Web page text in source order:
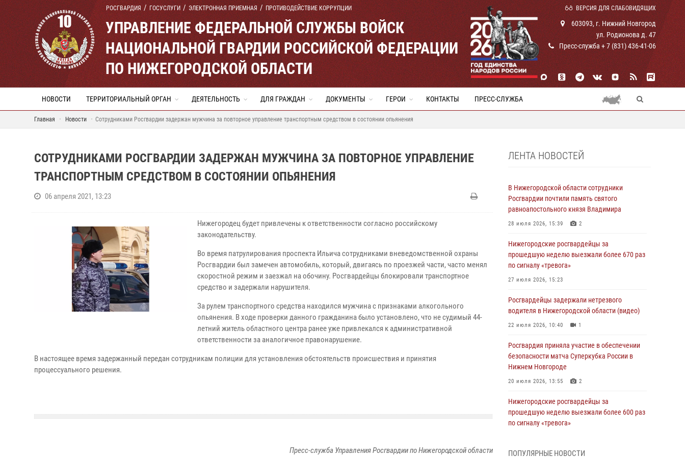
РОСГВАРДИЯ ГОСУСЛУГИ ЭЛЕКТРОННАЯ ПРИЕМНАЯ ПРОТИВОДЕЙСТВИЕ КОРРУПЦИИ ВЕРСИЯ ДЛЯ СЛАБОВИДЯЩИХ
УПРАВЛЕНИЕ ФЕДЕРАЛЬНОЙ СЛУЖБЫ ВОЙСК
НАЦИОНАЛЬНОЙ ГВАРДИИ РОССИЙСКОЙ ФЕДЕРАЦИИ
ПО НИЖЕГОРОДСКОЙ ОБЛАСТИ
603093, г. Нижний Новгород
ул. Родионова д. 47
Пресс-служба + 7 (831) 436-41-06
НОВОСТИ ТЕРРИТОРИАЛЬНЫЙ ОРГАН ДЕЯТЕЛЬНОСТЬ ДЛЯ ГРАЖДАН ДОКУМЕНТЫ ГЕРОИ КОНТАКТЫ ПРЕСС-СЛУЖБА
Главная Новости Сотрудниками Росгвардии задержан мужчина за повторное управление транспортным средством в состоянии опьянения
СОТРУДНИКАМИ РОСГВАРДИИ ЗАДЕРЖАН МУЖЧИНА ЗА ПОВТОРНОЕ УПРАВЛЕНИЕ
ТРАНСПОРТНЫМ СРЕДСТВОМ В СОСТОЯНИИ ОПЬЯНЕНИЯ
06 апреля 2021, 13:23
Нижегородец будет привлечены к ответственности согласно российскому
законодательству.
Во время патрулирования проспекта Ильича сотрудниками вневедомственной охраны
Росгвардии был замечен автомобиль, который, двигаясь по проезжей части, часто менял
скоростной режим и заезжал на обочину. Росгвардейцы блокировали транспортное
средство и задержали нарушителя.
За рулем транспортного средства находился мужчина с признаками алкогольного
опьянения. В ходе проверки данного гражданина было установлено, что не судимый 44-
летний житель областного центра ранее уже привлекался к административной
ответственности за аналогичное правонарушение.
В настоящее время задержанный передан сотрудникам полиции для установления обстоятельств происшествия и принятия
процессуального решения.
Пресс-служба Управления Росгвардии по Нижегородской области
ЛЕНТА НОВОСТЕЙ
В Нижегородской области сотрудники
Росгвардии почтили память святого
равноапостольного князя Владимира
28 июля 2026, 15:39 2
Нижегородские росгвардейцы за
прошедшую неделю выезжали более 670 раз
по сигналу «тревога»
27 июля 2026, 15:23
Росгвардейцы задержали нетрезвого
водителя в Нижегородской области (видео)
22 июля 2026, 10:40 1
Росгвардия приняла участие в обеспечении
безопасности матча Суперкубка России в
Нижнем Новгороде
20 июля 2026, 13:55 2
Нижегородские росгвардейцы за
прошедшую неделю выезжали более 600 раз
по сигналу «тревога»
ПОПУЛЯРНЫЕ НОВОСТИ